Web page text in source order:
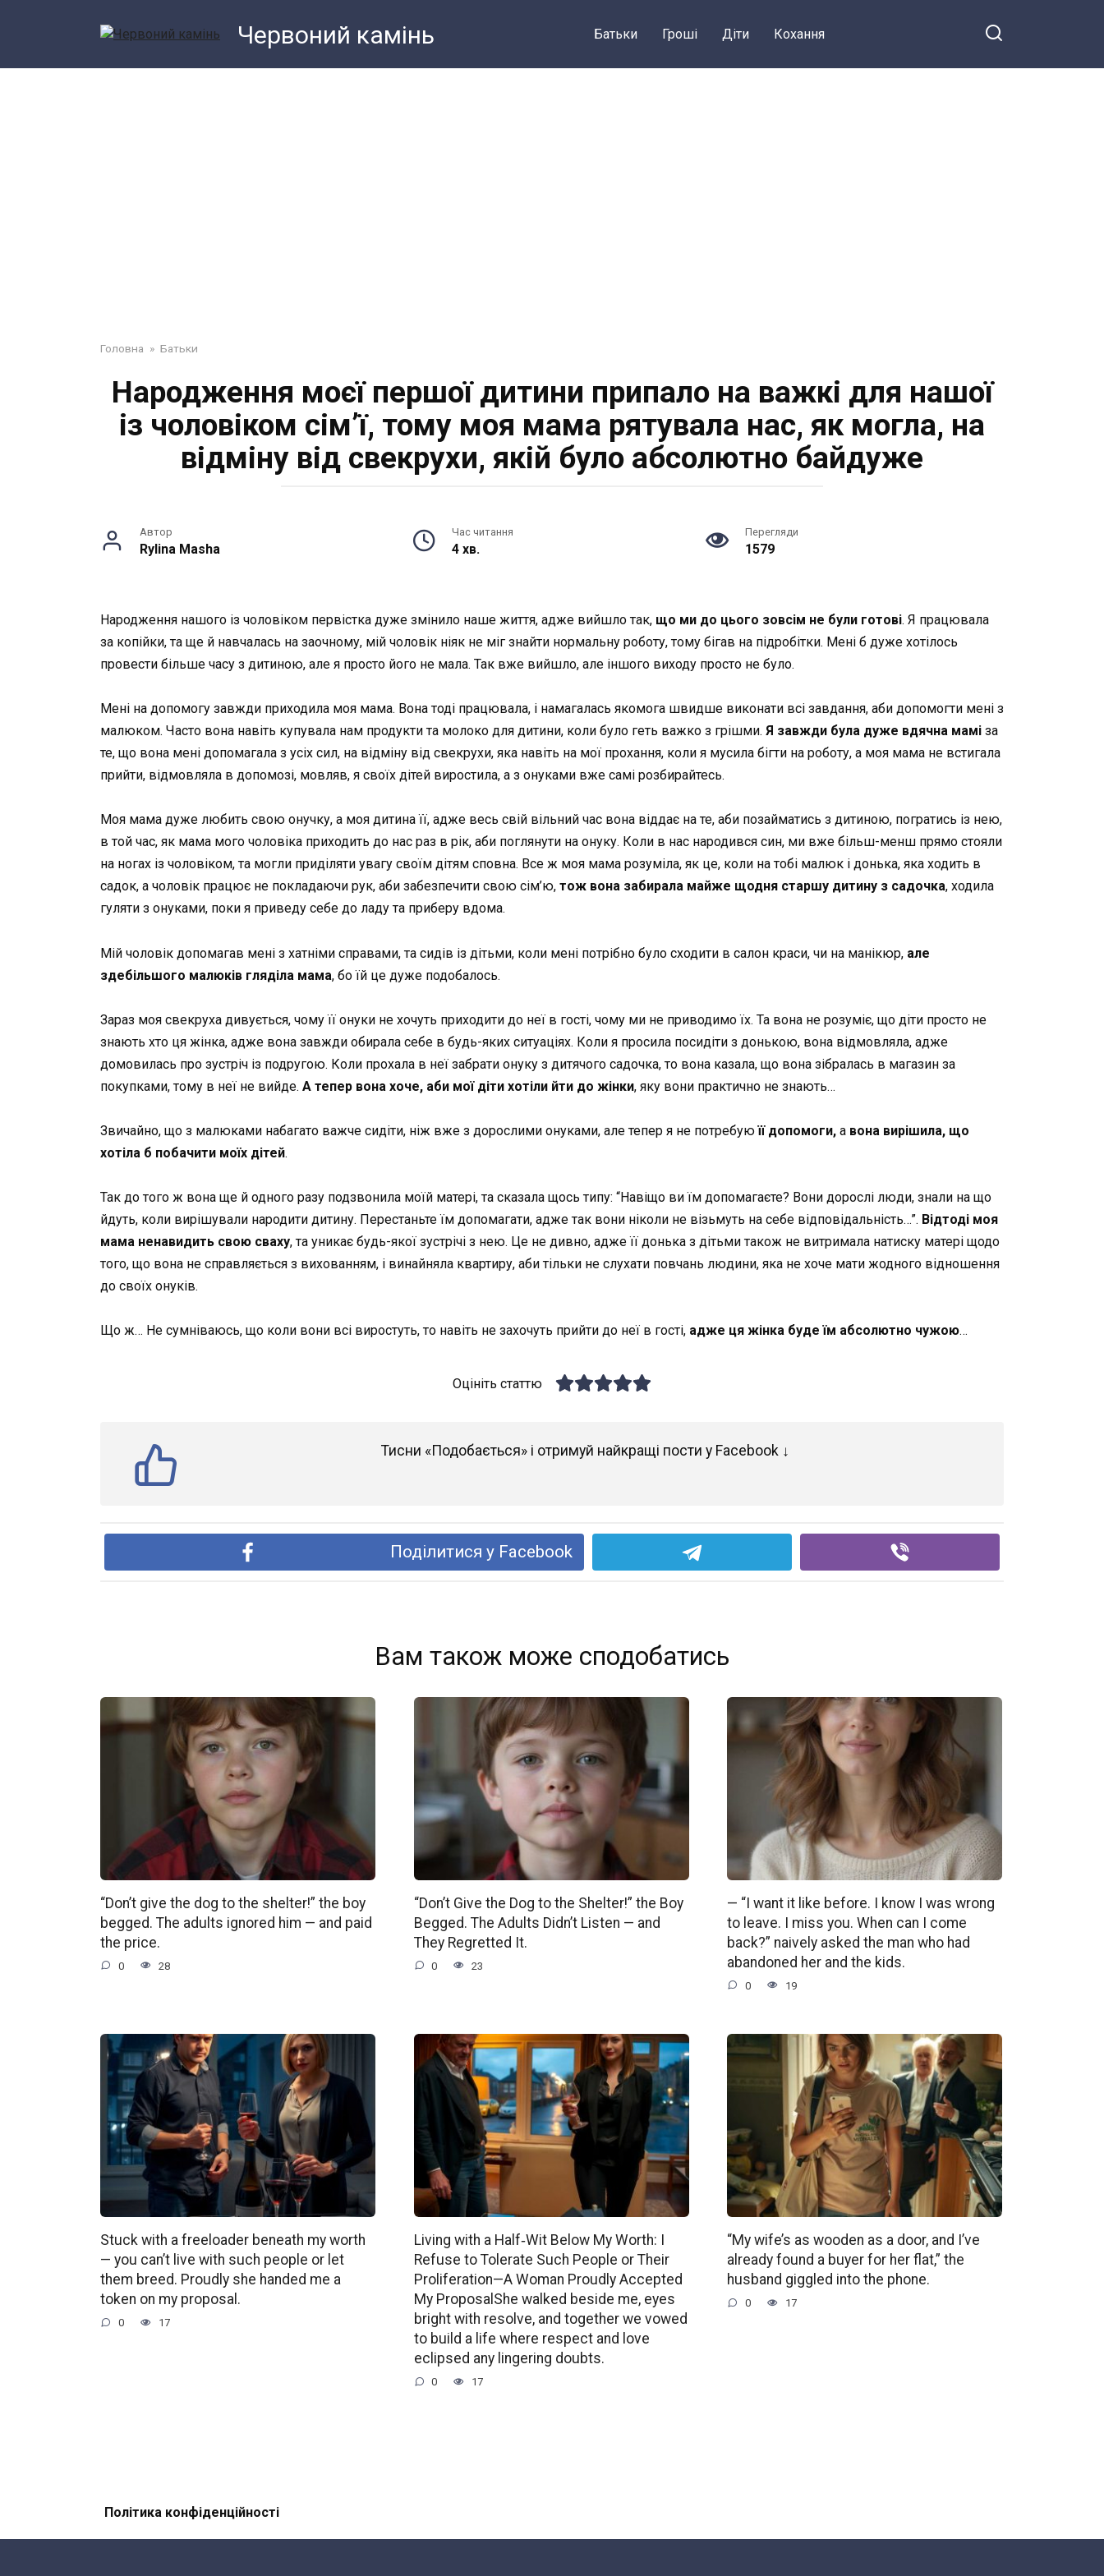
Червоний камiнь Батьки Грошi Діти Кохання
Головна » Батьки
Народження моєї першої дитини припало на важкі для нашої
із чоловіком сім’ї, тому моя мама рятувала нас, як могла, на
відміну від свекрухи, якій було абсолютно байдуже
Автор
Rylina Masha
Час читання
4 хв.
Перегляди
1579
Народження нашого із чоловіком первістка дуже змінило наше життя, адже вийшло так, що ми до цього зовсім не були готові. Я працювала
за копійки, та ще й навчалась на заочному, мій чоловік ніяк не міг знайти нормальну роботу, тому бігав на підробітки. Мені б дуже хотілось
провести більше часу з дитиною, але я просто його не мала. Так вже вийшло, але іншого виходу просто не було.
Мені на допомогу завжди приходила моя мама. Вона тоді працювала, і намагалась якомога швидше виконати всі завдання, аби допомогти мені з
малюком. Часто вона навіть купувала нам продукти та молоко для дитини, коли було геть важко з грішми. Я завжди була дуже вдячна мамі за
те, що вона мені допомагала з усіх сил, на відміну від свекрухи, яка навіть на мої прохання, коли я мусила бігти на роботу, а моя мама не встигала
прийти, відмовляла в допомозі, мовляв, я своїх дітей виростила, а з онуками вже самі розбирайтесь.
Моя мама дуже любить свою онучку, а моя дитина її, адже весь свій вільний час вона віддає на те, аби позайматись з дитиною, погратись із нею,
в той час, як мама мого чоловіка приходить до нас раз в рік, аби поглянути на онуку. Коли в нас народився син, ми вже більш-менш прямо стояли
на ногах із чоловіком, та могли приділяти увагу своїм дітям сповна. Все ж моя мама розуміла, як це, коли на тобі малюк і донька, яка ходить в
садок, а чоловік працює не покладаючи рук, аби забезпечити свою сім’ю, тож вона забирала майже щодня старшу дитину з садочка, ходила
гуляти з онуками, поки я приведу себе до ладу та приберу вдома.
Мій чоловік допомагав мені з хатніми справами, та сидів із дітьми, коли мені потрібно було сходити в салон краси, чи на манікюр, але
здебільшого малюків гляділа мама, бо їй це дуже подобалось.
Зараз моя свекруха дивується, чому її онуки не хочуть приходити до неї в гості, чому ми не приводимо їх. Та вона не розуміє, що діти просто не
знають хто ця жінка, адже вона завжди обирала себе в будь-яких ситуаціях. Коли я просила посидіти з донькою, вона відмовляла, адже
домовилась про зустріч із подругою. Коли прохала в неї забрати онуку з дитячого садочка, то вона казала, що вона зібралась в магазин за
покупками, тому в неї не вийде. А тепер вона хоче, аби мої діти хотіли йти до жінки, яку вони практично не знають…
Звичайно, що з малюками набагато важче сидіти, ніж вже з дорослими онуками, але тепер я не потребуюїї допомоги, а вона вирішила, що
хотіла б побачити моїх дітей.
Так до того ж вона ще й одного разу подзвонила моїй матері, та сказала щось типу: “Навіщо ви їм допомагаєте? Вони дорослі люди, знали на що
йдуть, коли вирішували народити дитину. Перестаньте їм допомагати, адже так вони ніколи не візьмуть на себе відповідальність…”. Відтоді моя
мама ненавидить свою сваху, та уникає будь-якої зустрічі з нею. Це не дивно, адже її донька з дітьми також не витримала натиску матері щодо
того, що вона не справляється з вихованням, і винайняла квартиру, аби тільки не слухати повчань людини, яка не хоче мати жодного відношення
до своїх онуків.
Що ж… Не сумніваюсь, що коли вони всі виростуть, то навіть не захочуть прийти до неї в гості, адже ця жінка буде їм абсолютно чужою…
Оцініть статтю
Тисни «Подобається» і отримуй найкращі пости у Facebook ↓
Поділитися у Facebook
Вам також може сподобатись
“Don’t give the dog to the shelter!” the boy
begged. The adults ignored him — and paid
the price.
0 28
“Don’t Give the Dog to the Shelter!” the Boy
Begged. The Adults Didn’t Listen — and
They Regretted It.
0 23
— “I want it like before. I know I was wrong
to leave. I miss you. When can I come
back?” naively asked the man who had
abandoned her and the kids.
0 19
Stuck with a freeloader beneath my worth
— you can’t live with such people or let
them breed. Proudly she handed me a
token on my proposal.
0 17
Living with a Half‑Wit Below My Worth: I
Refuse to Tolerate Such People or Their
Proliferation—A Woman Proudly Accepted
My ProposalShe walked beside me, eyes
bright with resolve, and together we vowed
to build a life where respect and love
eclipsed any lingering doubts.
0 17
“My wife’s as wooden as a door, and I’ve
already found a buyer for her flat,” the
husband giggled into the phone.
0 17
Політика конфіденційності